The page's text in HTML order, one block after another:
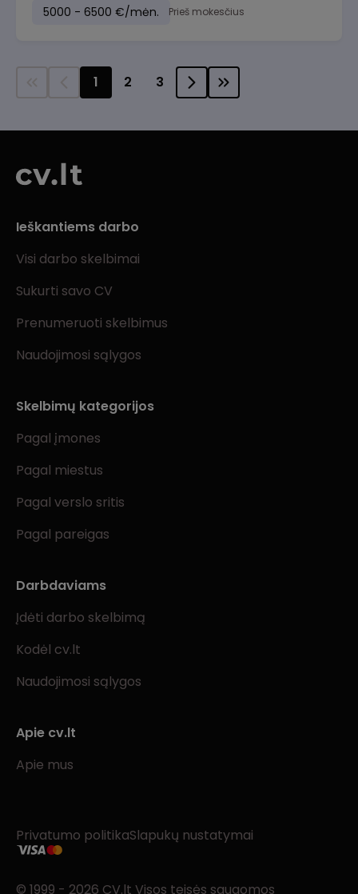
5000 - 6500 €/mėn. Prieš mokesčius
1 2 3
Ieškantiems darbo
Visi darbo skelbimai
Sukurti savo CV
Prenumeruoti skelbimus
Naudojimosi sąlygos
Skelbimų kategorijos
Pagal įmones
Pagal miestus
Pagal verslo sritis
Pagal pareigas
Darbdaviams
Įdėti darbo skelbimą
Kodėl cv.lt
Naudojimosi sąlygos
Apie cv.lt
Apie mus
Privatumo politikaSlapukų nustatymai
© 1999 - 2026 CV.lt Visos teisės saugomos